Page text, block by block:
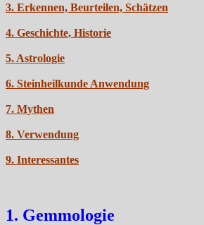
3. Erkennen, Beurteilen, Schätzen
4. Geschichte, Historie
5. Astrologie
6. Steinheilkunde Anwendung
7. Mythen
8. Verwendung
9. Interessantes
1. Gemmologie